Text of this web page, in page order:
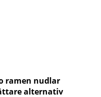
ramen nudlar
alternativ